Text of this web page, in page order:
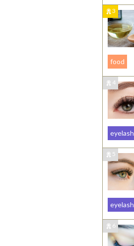
3
food
4
eyelash
5
eyelash
6